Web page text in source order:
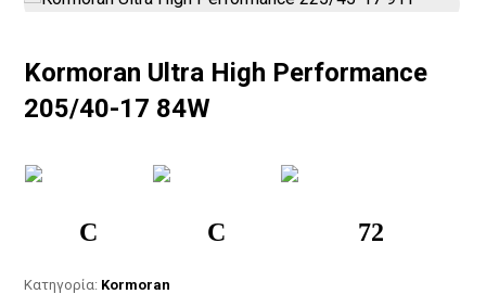
Kormoran Ultra High Performance
205/40-17 84W
C C 72
Κατηγορία: Kormoran